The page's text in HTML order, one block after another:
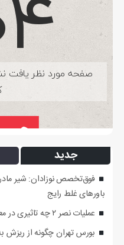
جدید
فوق‌تخصص نوزادان: شیر مادر
باورهای غلط رایج
عملیات نصر ۲ چه تاثیری در معادلات جنگ داشت؟ *سعدالله زارعی
بورس تهران چگونه از ریزش